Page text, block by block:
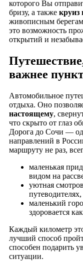
которого Вы
бризу, а также круиз
живописным
это возможность
открытий и
важнее
Автомобильное
отдыха. Оно
настоящему,
что скрыто от глаз
Дорога до Сочи —
направлений в
маршруту не раз,
маленькая
видом на
уютная
путеводителях,
маленький
здоровается
Каждый километр
лучший способ
способен подарить
ситуации.